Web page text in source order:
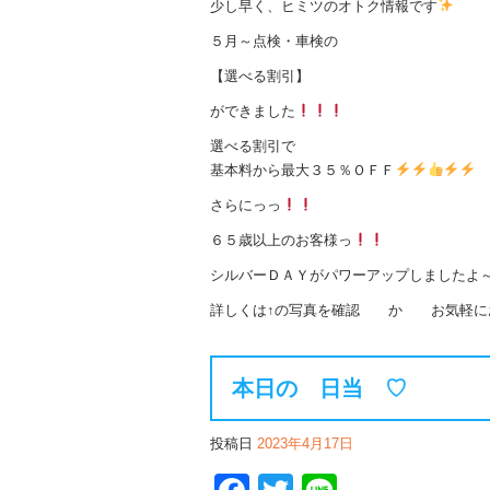
少し早く、ヒミツのオトク情報です
５月～点検・車検の
【選べる割引】
ができました
選べる割引で
基本料から最大３５％ＯＦＦ
さらにっっ
６５歳以上のお客様っ
シルバーＤＡＹがパワーアップしましたよ
詳しくは↑の写真を確認 か お気軽に
本日の 日当 ♡
投稿日 2023年4月17日